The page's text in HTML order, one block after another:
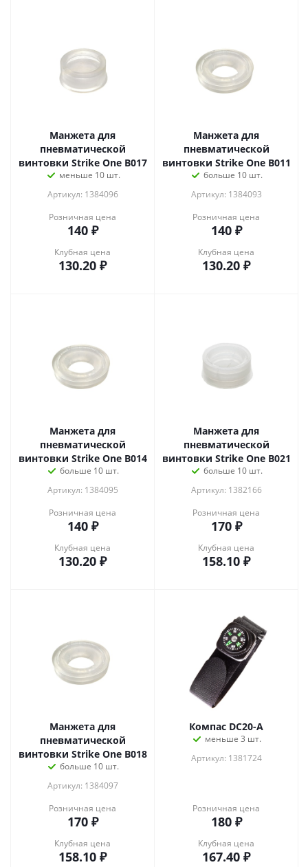
Манжета для
пневматической
винтовки Strike One B017
меньше 10 шт.
Артикул: 1384096
Розничная цена
140₽
Клубная цена
130.20 ₽
Манжета для
пневматической
винтовки Strike One B011
больше 10 шт.
Артикул: 1384093
Розничная цена
140₽
Клубная цена
130.20 ₽
Манжета для
пневматической
винтовки Strike One B014
больше 10 шт.
Артикул: 1384095
Розничная цена
140₽
Клубная цена
130.20 ₽
Манжета для
пневматической
винтовки Strike One B021
больше 10 шт.
Артикул: 1382166
Розничная цена
170₽
Клубная цена
158.10 ₽
Манжета для
пневматической
винтовки Strike One B018
больше 10 шт.
Артикул: 1384097
Розничная цена
170₽
Клубная цена
158.10 ₽
Компас DC20-A
меньше 3 шт.
Артикул: 1381724
Розничная цена
180₽
Клубная цена
167.40 ₽